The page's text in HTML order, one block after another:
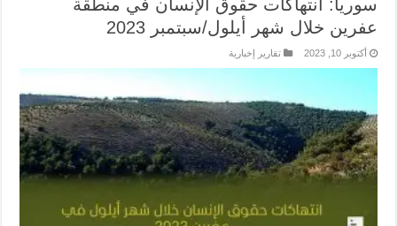
سوريا: انتهاكات حقوق الإنسان في منطقة
عفرين خلال شهر أيلول/سبتمبر 2023
أكتوبر 10, 2023 تقارير إخبارية